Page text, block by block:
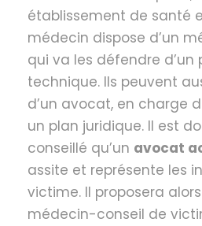
établissement de santé
médecin dispose d’un
qui va les défendre d’un
technique. Ils peuvent
d’un avocat, en charge
un plan juridique. Il est
conseillé qu’un avocat
assite et représente les
victime. Il proposera
médecin-conseil de